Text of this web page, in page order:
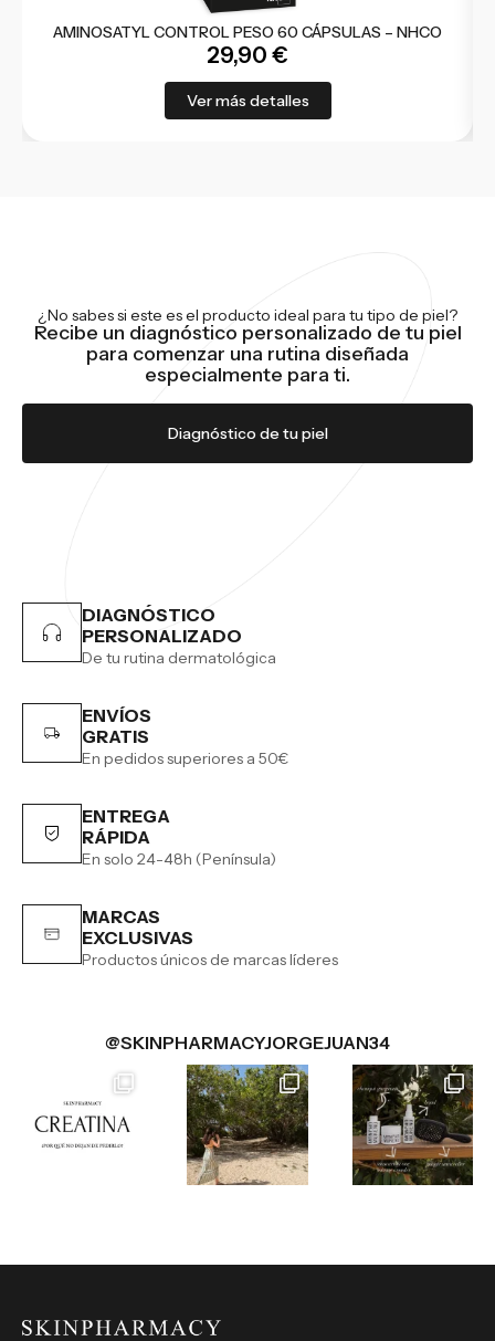
AMINOSATYL CONTROL PESO 60 CÁPSULAS – NHCO
29,90 €
Ver más detalles
¿No sabes si este es el producto ideal para tu tipo de piel?
Recibe un diagnóstico personalizado de tu piel
para comenzar una rutina diseñada
especialmente para ti.
Diagnóstico de tu piel
DIAGNÓSTICO
PERSONALIZADO
De tu rutina dermatológica
ENVÍOS
GRATIS
En pedidos superiores a 50€
ENTREGA
RÁPIDA
En solo 24-48h (Península)
MARCAS
EXCLUSIVAS
Productos únicos de marcas líderes
@SKINPHARMACYJORGEJUAN34